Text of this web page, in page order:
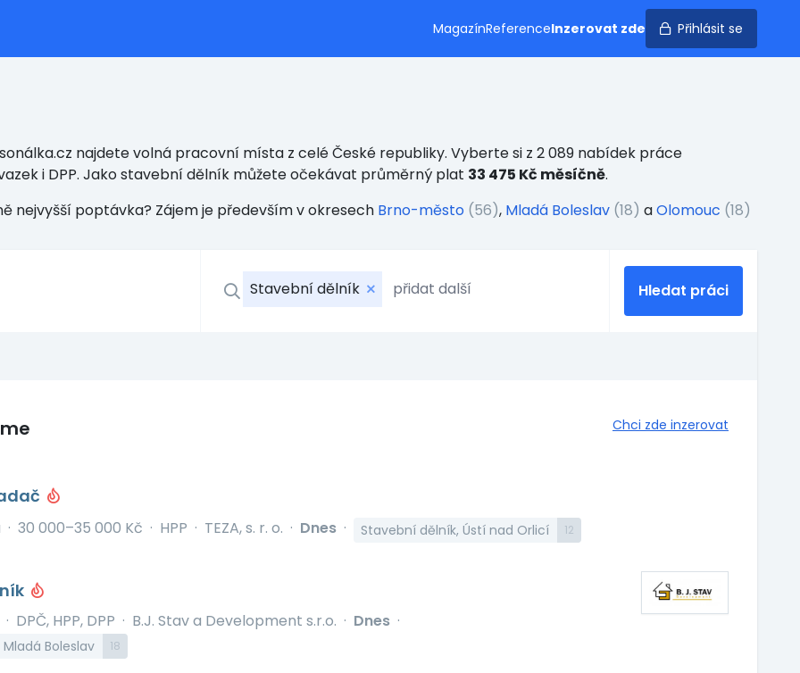
MagazínReferenceInzerovat zde Přihlásit se
najdete volná pracovní místa z celé České republiky. Vyberte si z 2 089 nabídek práce
i DPP. Jako stavební dělník můžete očekávat průměrný plat 33 475 Kč měsíčně.
nejvyšší poptávka? Zájem je především v okresech Brno-město (56), Mladá Boleslav (18) aOlomouc (18)
Stavební dělník Hledat práci
Chci zde inzerovat
· 30 000–35 000 Kč · HPP · TEZA, s. r. o. · Dnes · Stavební dělník, Ústí nad Orlicí 12
· DPČ, HPP, DPP · B.J. Stav a Development s.r.o. · Dnes ·
Boleslav 18